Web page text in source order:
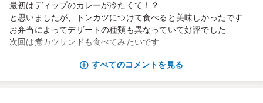
最初はディップのカレーが冷たくて！？
と思いましたが、トンカツにつけて食べると美味しかったです
お弁当によってデザートの種類も異なっていて好評でした
次回は煮カツサンドも食べてみたいです
すべてのコメントを見る